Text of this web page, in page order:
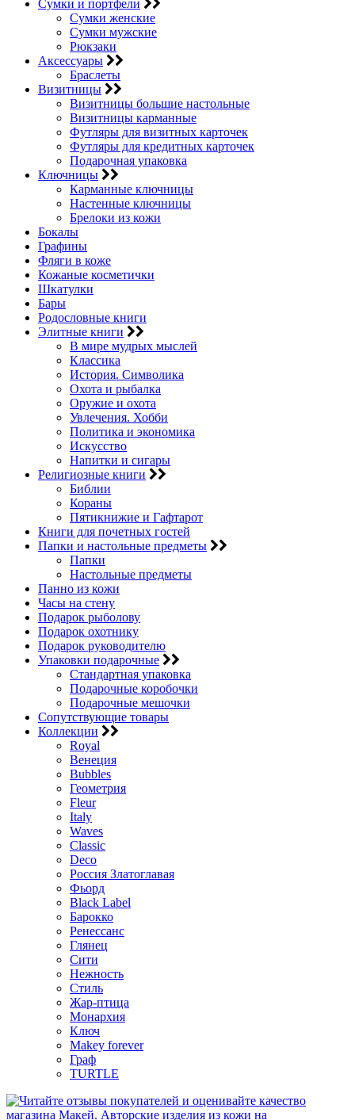
Сумки и портфели
Сумки женские
Сумки мужские
Рюкзаки
Аксессуары
Браслеты
Визитницы
Визитницы большие настольные
Визитницы карманные
Футляры для визитных карточек
Футляры для кредитных карточек
Подарочная упаковка
Ключницы
Карманные ключницы
Настенные ключницы
Брелоки из кожи
Бокалы
Графины
Фляги в коже
Кожаные косметички
Шкатулки
Бары
Родословные книги
Элитные книги
В мире мудрых мыслей
Классика
История. Символика
Охота и рыбалка
Оружие и охота
Увлечения. Хобби
Политика и экономика
Искусство
Напитки и сигары
Религиозные книги
Библии
Кораны
Пятикнижие и Гафтарот
Книги для почетных гостей
Папки и настольные предметы
Папки
Настольные предметы
Панно из кожи
Часы на стену
Подарок рыболову
Подарок охотнику
Подарок руководителю
Упаковки подарочные
Стандартная упаковка
Подарочные коробочки
Подарочные мешочки
Сопутствующие товары
Коллекции
Royal
Венеция
Bubbles
Геометрия
Fleur
Italy
Waves
Classic
Deco
Россия Златоглавая
Фьорд
Black Label
Барокко
Ренессанс
Глянец
Сити
Нежность
Стиль
Жар-птица
Монархия
Ключ
Makey forever
Граф
TURTLE